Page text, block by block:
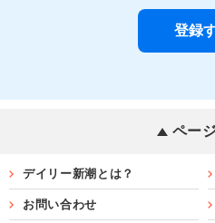
ペー
デイリー新潮とは？
お問い合わせ